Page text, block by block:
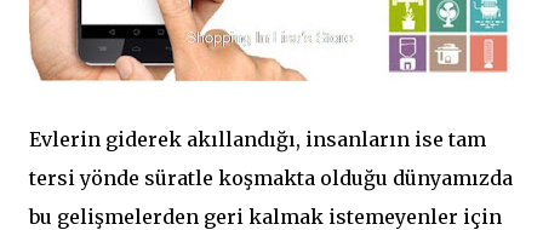
Evlerin giderek akıllandığı, insanların ise tam
tersi yönde süratle koşmakta olduğu dünyamızda
bu gelişmelerden geri kalmak istemeyenler için